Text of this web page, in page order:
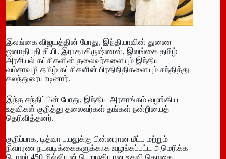
இலங்கை விஜயத்தின் போது, இந்தியாவின் துணை
ஜனாதிபதி சி.பி. இராதாகிருஷ்ணன், இலங்கை தமிழ்
அரசியல் கட்சிகளின் தலைவர்களையும் இந்திய
வம்சாவழி தமிழ் கட்சிகளின் பிரதிநிதிகளையும் சந்தித்து
கலந்துரையாடினார்.
இந்த சந்திப்பின் போது, இந்திய அரசாங்கம் வழங்கிய
உதவிகள் குறித்து தலைவர்கள் தங்கள் நன்றியைத்
தெரிவித்தனர்.
குறிப்பாக, டித்வா புயலுக்கு பின்னரான மீட்பு மற்றும்
நிவாரண நடவடிக்கைகளுக்காக வழங்கப்பட்ட அமெரிக்க